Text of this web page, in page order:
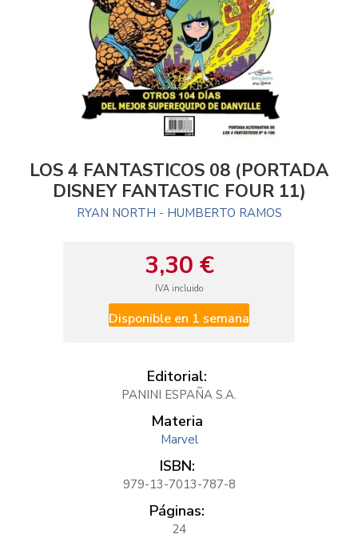
LOS 4 FANTASTICOS 08 (PORTADA
DISNEY FANTASTIC FOUR 11)
RYAN NORTH - HUMBERTO RAMOS
3,30 €
IVA incluido
Disponible en 1 semana
Editorial:
PANINI ESPAÑA S.A.
Materia
Marvel
ISBN:
979-13-7013-787-8
Páginas:
24